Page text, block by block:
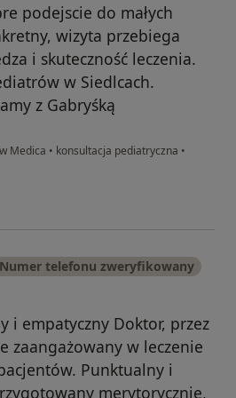
podejscie do małych
wizyta przebiega
i skuteczność leczenia.
w Siedlcach.
z Gabryśką
Medica • konsultacja pediatryczna •
Numer telefonu zweryfikowany
i empatyczny Doktor, przez
zaangażowany w leczenie
Punktualny i
merytorycznie,